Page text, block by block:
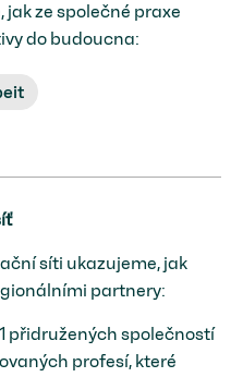
ze společné praxe
do budoucna:
síti ukazujeme, jak
partnery:
přidružených společností
profesí, které